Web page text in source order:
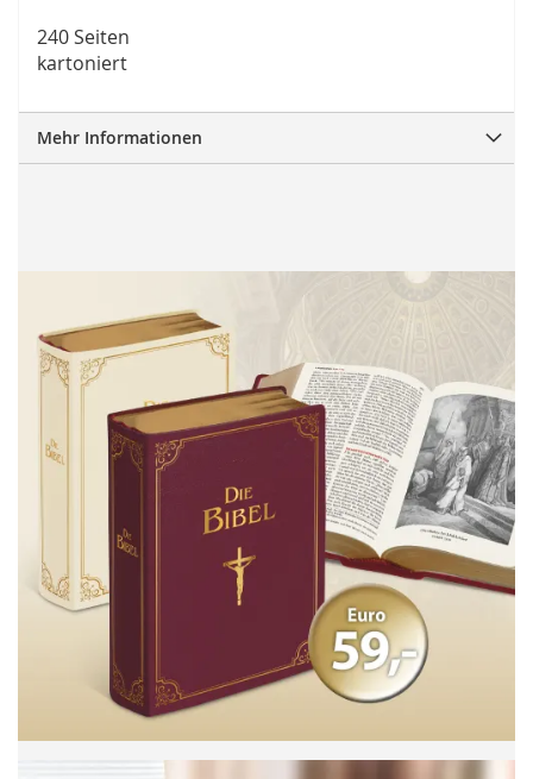
240 Seiten
kartoniert
Mehr Informationen